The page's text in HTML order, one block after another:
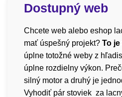
Dostupný web
Chcete web alebo eshop
mať úspešný projekt? To
úplne totožné weby z
úplne rozdielny výkon.
silný motor a druhý je
Vyhodiť pár stoviek za